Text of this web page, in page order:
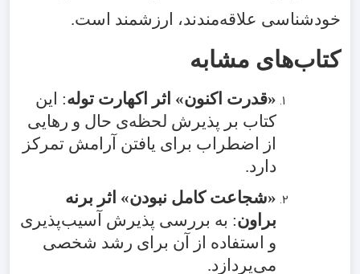
خودشناسی علاقه‌مندند، ارزشمند است.
کتاب‌های مشابه
«قدرت اکنون» اثر اکهارت توله: این
کتاب بر پذیرش لحظه‌ی حال و رهایی
از اضطراب برای یافتن آرامش تمرکز
دارد.
«شجاعت کامل نبودن» اثر برنه
براون: به بررسی پذیرش آسیب‌پذیری
و استفاده از آن برای رشد شخصی
می‌پردازد.